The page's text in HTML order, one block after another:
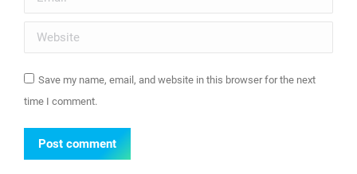
Website
Save my name, email, and website in this browser for the next
time I comment.
Post comment